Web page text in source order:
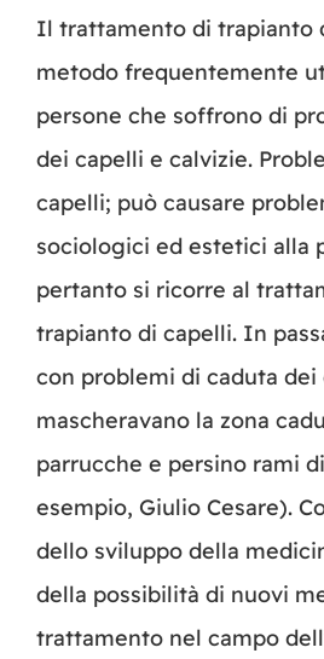
Il trattamento di trapianto
metodo frequentemente
persone che soffrono di
dei capelli e calvizie.
capelli; può causare
sociologici ed estetici alla
pertanto si ricorre al
trapianto di capelli. In
con problemi di caduta dei
mascheravano la zona
parrucche e persino rami
esempio, Giulio Cesare).
dello sviluppo della
della possibilità di nuovi
trattamento nel campo